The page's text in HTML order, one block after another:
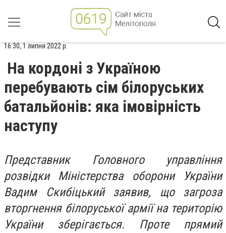
16:30, 1 липня 2022 р.
На кордоні з Україною
перебувають сім білоруських
батальйонів: яка імовірність
наступу
Представник Головного управління
розвідки Міністерства оборони України
Вадим Скибіцький заявив, що загроза
вторгнення білоруської армії на територію
України зберігається. Проте прямий